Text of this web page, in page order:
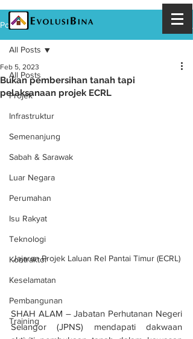
Post
All Posts
Projek
Infrastruktur
Semenanjung
Sabah & Sarawak
Luar Negara
Perumahan
Isu Rakyat
Teknologi
Kontraktor
Keselamatan
Pembangunan
Training
All Posts
Bukan pembersihan tanah tapi
pelaksanaan projek ECRL
Feb 5, 2023
Jajaran Projek Laluan Rel Pantai Timur (ECRL)
SHAH ALAM – Jabatan Perhutanan Negeri
Selangor (JPNS) mendapati dakwaan